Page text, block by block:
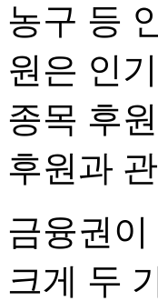
농구 등
원은 인
종목 후
후원과
금융권
크게 두